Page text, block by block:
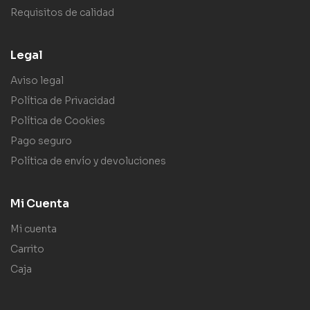
Requisitos de calidad
Legal
Aviso legal
Política de Privacidad
Política de Cookies
Pago seguro
Política de envío y devoluciones
Mi Cuenta
Mi cuenta
Carrito
Caja